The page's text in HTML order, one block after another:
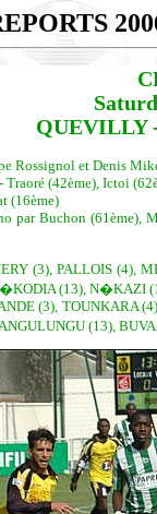
QUEVILLY
Rossignol et Denis
Traoré (42ème), Ictoi
(16ème)
par Buchon
(3), PALLOIS (4),
(13), N�KAZI
(3), TOUNKARA
(13),